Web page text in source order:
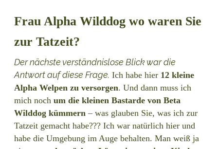
Frau Alpha Wilddog wo waren Sie
zur Tatzeit?
Der nächste verständnislose Blick war die
Antwort auf diese Frage. Ich habe hier 12 kleine
Alpha Welpen zu versorgen. Und dann muss ich
mich noch um die kleinen Bastarde von Beta
Wilddog kümmern – was glauben Sie, was ich zur
Tatzeit gemacht habe??? Ich war natürlich hier und
habe die Umgebung im Auge behalten. Man weiß ja